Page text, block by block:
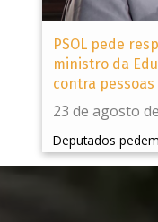
PSOL pede
ministro da
contra
23 de agosto
Deputados